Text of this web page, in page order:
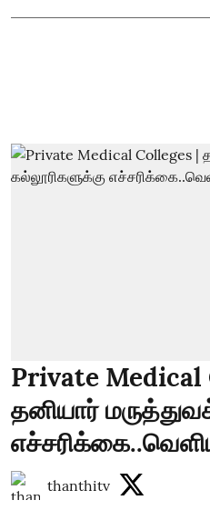
Private Medical
தனியார்
thanthitv